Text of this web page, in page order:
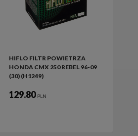
HIFLO FILTR POWIETRZA
HONDA CMX 250 REBEL 96-09
(30) (H1249)
129.80 PLN